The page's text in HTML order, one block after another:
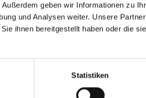
geben wir Informationen zu
und Analysen weiter. Unsere
ihnen bereitgestellt haben oder die
Statistiken